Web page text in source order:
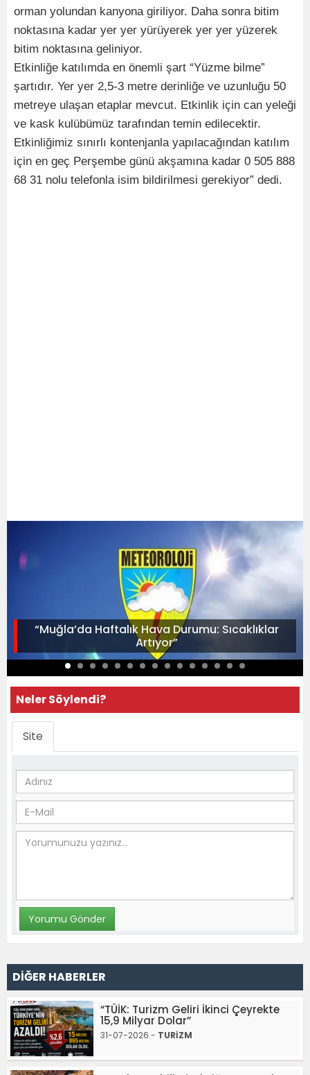
orman yolundan kanyona giriliyor. Daha sonra bitim
noktasına kadar yer yer yürüyerek yer yer yüzerek
bitim noktasına geliniyor.
Etkinliğe katılımda en önemli şart “Yüzme bilme”
şartıdır. Yer yer 2,5-3 metre derinliğe ve uzunluğu 50
metreye ulaşan etaplar mevcut. Etkinlik için can yeleği
ve kask kulübümüz tarafından temin edilecektir.
Etkinliğimiz sınırlı kontenjanla yapılacağından katılım
için en geç Perşembe günü akşamına kadar 0 505 888
68 31 nolu telefonla isim bildirilmesi gerekiyor” dedi.
“Muğla’da Haftalık Hava Durumu: Sıcaklıklar
Artıyor”
Neler Söylendi?
Site
DİĞER HABERLER
“TÜİK: Turizm Geliri İkinci Çeyrekte
15,9 Milyar Dolar”
31-07-2026 - TURİZM